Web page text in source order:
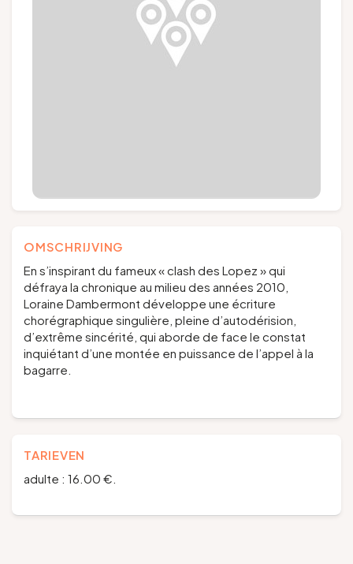
OMSCHRIJVING
En s’inspirant du fameux « clash des Lopez » qui
défraya la chronique au milieu des années 2010,
Loraine Dambermont développe une écriture
chorégraphique singulière, pleine d’autodérision,
d’extrême sincérité, qui aborde de face le constat
inquiétant d’une montée en puissance de l’appel à la
bagarre.
TARIEVEN
adulte : 16.00 €.